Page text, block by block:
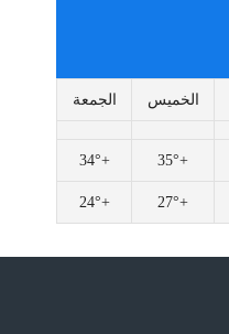
الخميس الجمعة
+
35°
+
34°
+
27°
+
24°